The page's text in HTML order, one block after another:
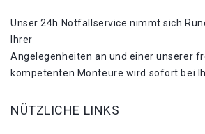
Unser 24h Notfallservice nimmt sich
Ihrer
Angelegenheiten an und einer unserer
kompetenten Monteure wird sofort bei
NÜTZLICHE LINKS